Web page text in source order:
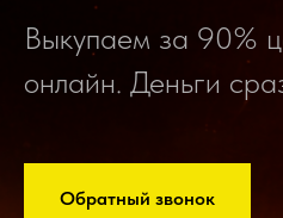
Выкупаем за 90%
онлайн. Деньги
Обратный звонок